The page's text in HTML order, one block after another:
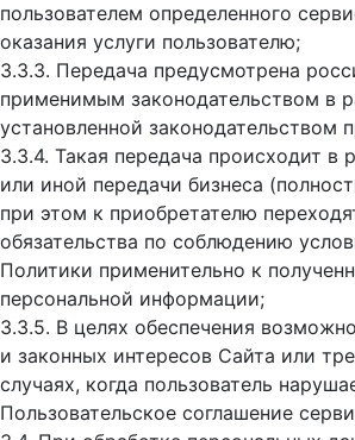
пользователем определенного
оказания услуги пользователю;
3.3.3. Передача предусмотрена
применимым законодательством в
установленной законодательством
3.3.4. Такая передача происходит в
или иной передачи бизнеса
при этом к приобретателю
обязательства по соблюдению
Политики применительно к
персональной информации;
3.3.5. В целях обеспечения
и законных интересов Сайта или
случаях, когда пользователь
Пользовательское соглашение